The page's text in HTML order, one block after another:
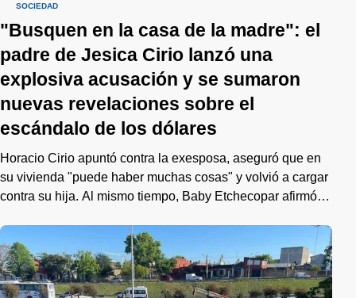
SOCIEDAD
"Busquen en la casa de la madre": el
padre de Jesica Cirio lanzó una
explosiva acusación y se sumaron
nuevas revelaciones sobre el
escándalo de los dólares
Horacio Cirio apuntó contra la exesposa, aseguró que en
su vivienda "puede haber muchas cosas" y volvió a cargar
contra su hija. Al mismo tiempo, Baby Etchecopar afirmó
que la exempleada doméstica de la modelo aseguró que
las imágenes "no la sorprendieron".